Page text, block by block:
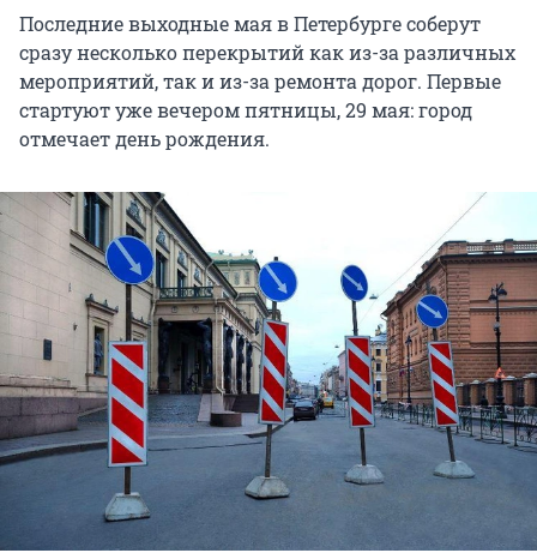
Последние выходные мая в Петербурге соберут
сразу несколько перекрытий как из-за различных
мероприятий, так и из-за ремонта дорог. Первые
стартуют уже вечером пятницы, 29 мая: город
отмечает день рождения.